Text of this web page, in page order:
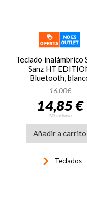
Teclado inalámbrico
Sanz HT
Bluetooth,
16,00€
14,85 €
IVA incluido
Añadir a carrito
keyboard_arrow_right Teclados